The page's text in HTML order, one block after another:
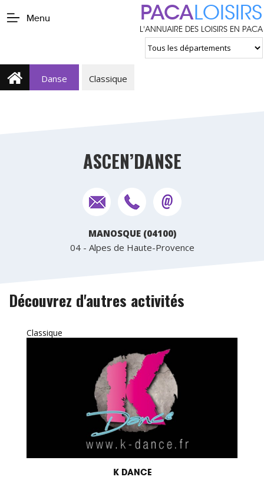
Menu PACALOISIRS
L'ANNUAIRE DES LOISIRS EN PACA
Danse Classique
ASCEN’DANSE
MANOSQUE (04100)
04 - Alpes de Haute-Provence
Découvrez d'autres activités
Classique
K DANCE